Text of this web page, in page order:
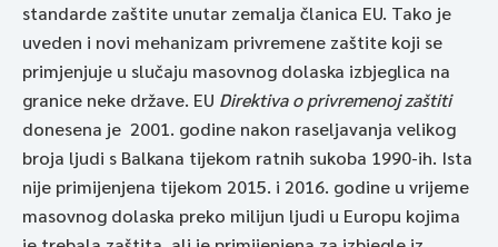
standarde zaštite unutar zemalja članica EU. Tako je
uveden i novi mehanizam privremene zaštite koji se
primjenjuje u slučaju masovnog dolaska izbjeglica na
granice neke države. EU Direktiva o privremenoj zaštiti
donesena je 2001. godine nakon raseljavanja velikog
broja ljudi s Balkana tijekom ratnih sukoba 1990-ih. Ista
nije primijenjena tijekom 2015. i 2016. godine u vrijeme
masovnog dolaska preko milijun ljudi u Europu kojima